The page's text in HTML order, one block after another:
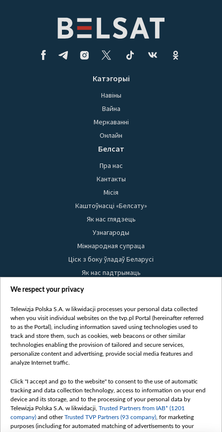
Катэгорыі
Навіны
Вайна
Меркаванні
Онлайн
Белсат
Пра нас
Кантакты
Місія
Каштоўнасці «Белсату»
Як нас глядзець
Узнагароды
Міжнародная супраца
Ціск з боку ўладаў Беларусі
Як нас падтрымаць
Правілы выкарыстання матэрыялаў
Бяспека
Youtube
Белсат news
Белсат Shorts
Жэстачайшы мульт
Belsat English
Biełsat PL
Белсат Now
We respect your privacy
Telewizja Polska S.A. w likwidacji processes your personal data collected
when you visit individual websites on the tvp.pl Portal (hereinafter referred
to as the Portal), including information saved using technologies used to
track and store them, such as cookies, web beacons or other similar
technologies enabling the provision of tailored and secure services,
personalize content and advertising, provide social media features and
analyze Internet traffic.
Click "I accept and go to the website" to consent to the use of automatic
tracking and data collection technology, access to information on your end
device and its storage, and to the processing of your personal data by
Telewizja Polska S.A. w likwidacji, Trusted Partners from IAB* (1201
company) and otherTrusted TVP Partners (93 company) , for marketing
purposes (including for automated matching of advertisements to your